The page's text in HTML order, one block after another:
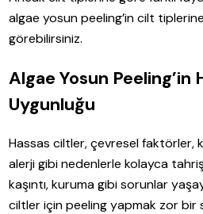
algae yosun peeling’in cilt
görebilirsiniz.
Algae Yosun Peeling’in
Uygunluğu
Hassas ciltler, çevresel faktörler,
alerji gibi nedenlerle kolayca
kaşıntı, kuruma gibi sorunlar
ciltler için peeling yapmak zor bir